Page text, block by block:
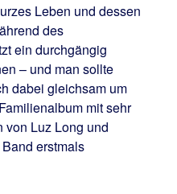
Leben und dessen
des
ein durchgängig
– und man sollte
dabei gleichsam um
mit sehr
von Luz Long und
erstmals